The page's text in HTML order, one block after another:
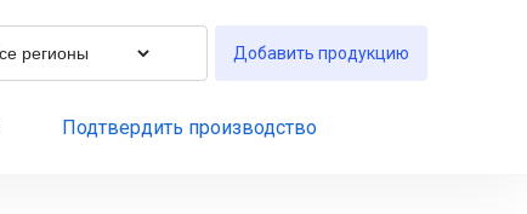
Добавить продукцию
Подтвердить производство